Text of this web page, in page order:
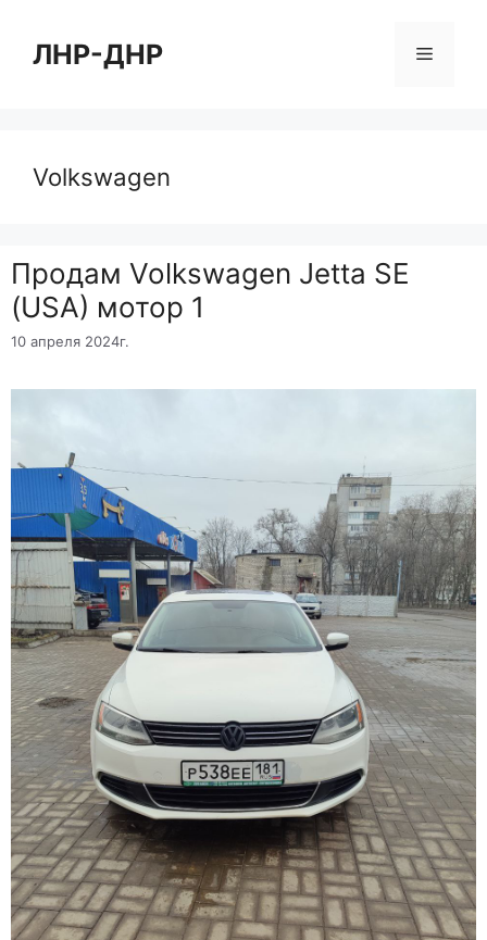
содержимому
ЛНР-ДНР Меню
Volkswagen
Продам Volkswagen Jetta SE
(USA) мотор 1
10 апреля 2024г.